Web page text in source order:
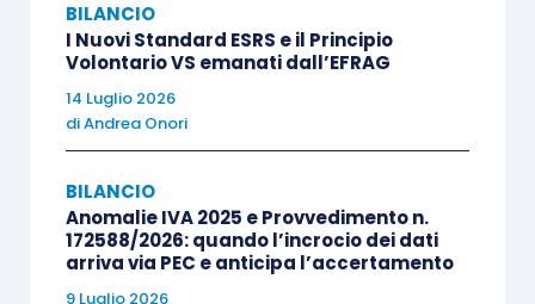
intese come le unità elementari di
contabilizzazione –incluse nel contratto di
venditache, nel caso di specie saranno due:
la seconda relativa all’
assistenza tecnica gratuitanei 24 mesi
successivi alla cessione.
BILANCIO
I Nuovi Standard ESRS e il Principio
Volontario VS emanati dall’EFRAG
14 Luglio 2026
diAndrea Onori
BILANCIO
Anomalie IVA 2025 e Provvedimento n.
172588/2026: quando l’incrocio dei dati
arriva via PEC e anticipa l’accertamento
9 Luglio 2026